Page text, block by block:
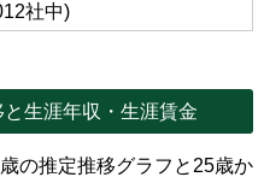
社中)
生涯年収・生涯賃金
の推定推移グラフと25歳か